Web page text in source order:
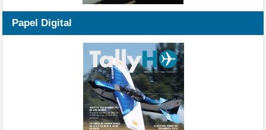
Papel Digital